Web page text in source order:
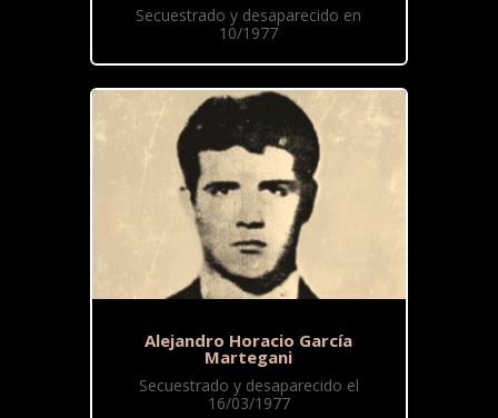
Secuestrado y desaparecido en
10/1977
Alejandro Horacio García
Martegani
Secuestrado y desaparecido el
16/03/1977